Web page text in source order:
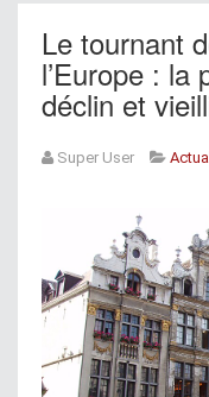
Le tournant
l’Europe : la
déclin et
Super User